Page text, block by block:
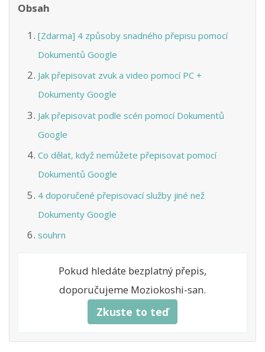
Obsah
[Zdarma] 4 způsoby snadného přepisu pomocí
Dokumentů Google
Jak přepisovat zvuk a video pomocí PC +
Dokumenty Google
Jak přepisovat podle scén pomocí Dokumentů
Google
Co dělat, když nemůžete přepisovat pomocí
Dokumentů Google
4 doporučené přepisovací služby jiné než
Dokumenty Google
souhrn
Pokud hledáte bezplatný přepis,
doporučujeme Moziokoshi-san.
Zkuste to teď